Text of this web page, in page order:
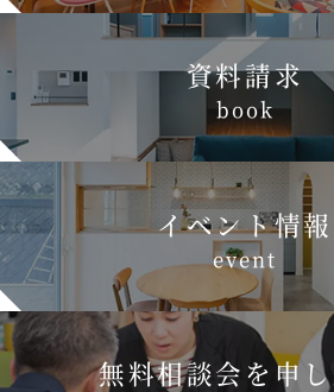
資料請求
book
イベント情報
event
無料相談会を申